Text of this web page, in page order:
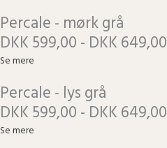
Percale - mørk grå
DKK 599,00 - DKK 649,00
Se mere
Percale - lys grå
DKK 599,00 - DKK 649,00
Se mere